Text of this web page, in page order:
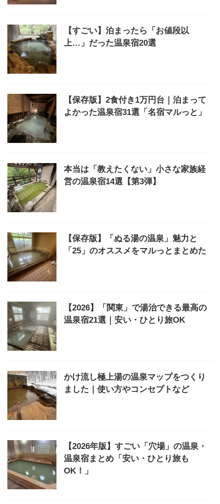
【すごい】泊まったら「お値段以
上…」だった温泉宿20選
【保存版】2食付き1万円台｜泊まって
よかった温泉宿31選「名宿マルっと」
本当は「教えたくない」小さな家族経
営の温泉宿14選【第3弾】
【保存版】「ぬる湯の温泉」魅力と
「25」のオススメをマルっとまとめた
【2026】「関東」で湯治できる最高の
温泉宿21選｜安い・ひとり旅OK
かけ流し極上湯の温泉マップをつくり
ました｜使い方やコンセプトなど
【2026年版】すごい「穴場」の温泉・
温泉宿まとめ「安い・ひとり旅も
OK！」